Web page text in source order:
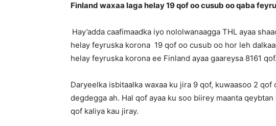
Finland waxaa laga helay 19 qof oo cusub oo qaba
Hay’adda caafimaadka iyo nololwanaagga THL ayaa
helay feyruska korona 19 qof oo cusub oo hor leh
helay feyruska korona ee Finland ayaa gaareysa 8161 qof.
Daryeelka isbitaalka waxaa ku jira 9 qof, kuwaasoo 2
degdegga ah. Hal qof ayaa ku soo biirey maanta
qof kaliya kau jiray.